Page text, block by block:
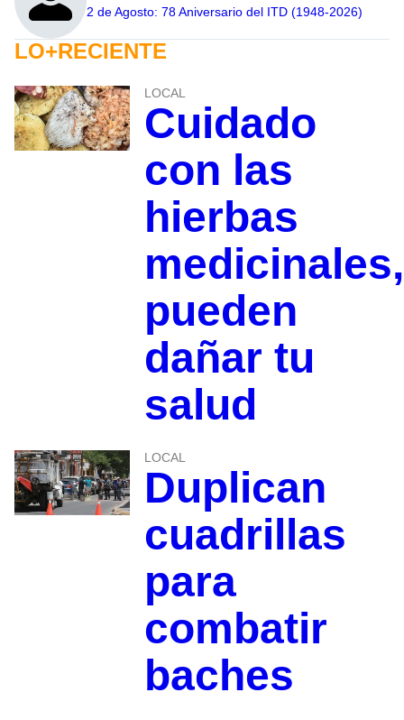
2 de Agosto: 78 Aniversario del ITD (1948-2026)
LO+RECIENTE
LOCAL
Cuidado
con las
hierbas
medicinales,
pueden
dañar tu
salud
LOCAL
Duplican
cuadrillas
para
combatir
baches